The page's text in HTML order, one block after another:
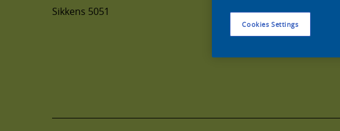
Sikkens 5051
Cookies Settings